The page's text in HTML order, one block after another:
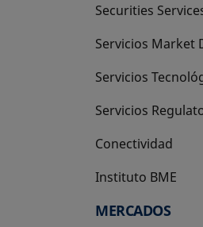
Securities
Servicios Market
Servicios
Servicios
Conectividad
Instituto BME
se abre en una
MERCADOS